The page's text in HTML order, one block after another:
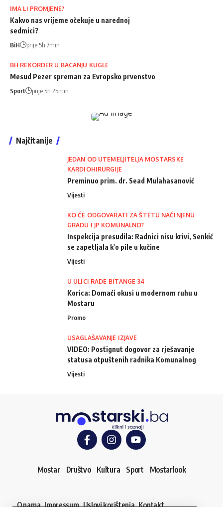
IMA LI PROMJENE?
Kakvo nas vrijeme očekuje u narednoj
sedmici?
BiH prije 5h 7min
BH REKORDER U BACANJU KUGLE
Mesud Pezer spreman za Evropsko prvenstvo
Sport prije 5h 25min
Najčitanije
JEDAN OD UTEMELJITELJA MOSTARSKE
KARDIOHIRURGIJE
Preminuo prim. dr. Sead Mulahasanović
Vijesti
KO ĆE ODGOVARATI ZA ŠTETU NAČINJENU
GRADU I JP KOMUNALNO?
Inspekcija presudila: Radnici nisu krivi, Senkić
se zapetljala k'o pile u kučine
Vijesti
U ULICI RADE BITANGE 34
Korica: Domaći okusi u modernom ruhu u
Mostaru
Promo
USAGLAŠAVANJE IZJAVE
VIDEO: Postignut dogovor za rješavanje
statusa otpuštenih radnika Komunalnog
Vijesti
Mostar Društvo Kultura Sport Mostarlook
O nama Impressum Uslovi korištenja Kontakt